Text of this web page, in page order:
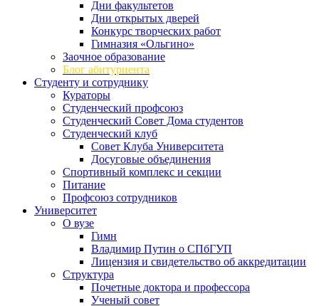
Дни факультетов
Дни открытых дверей
Конкурс творческих работ
Гимназия «Ольгино»
Заочное образование
Блог абитуриента
Студенту и сотруднику
Кураторы
Студенческий профсоюз
Студенческий Совет Дома студентов
Студенческий клуб
Совет Клуба Университета
Досуговые объединения
Спортивный комплекс и секции
Питание
Профсоюз сотрудников
Университет
О вузе
Гимн
Владимир Путин о СПбГУП
Лицензия и свидетельство об аккредитации
Структура
Почетные доктора и профессора
Ученый совет